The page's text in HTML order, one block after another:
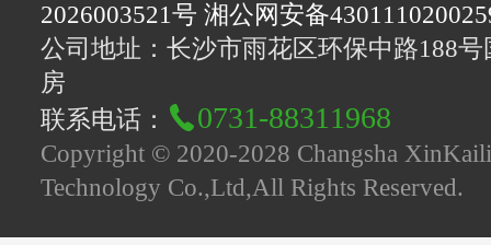
2026003521号 湘公网安备
公司地址：长沙市雨花区环保中路188
房
联系电话：
0731-88311968
Copyright © 2020-2028 Changsha
Technology Co.,Ltd,All Rights Reserved.